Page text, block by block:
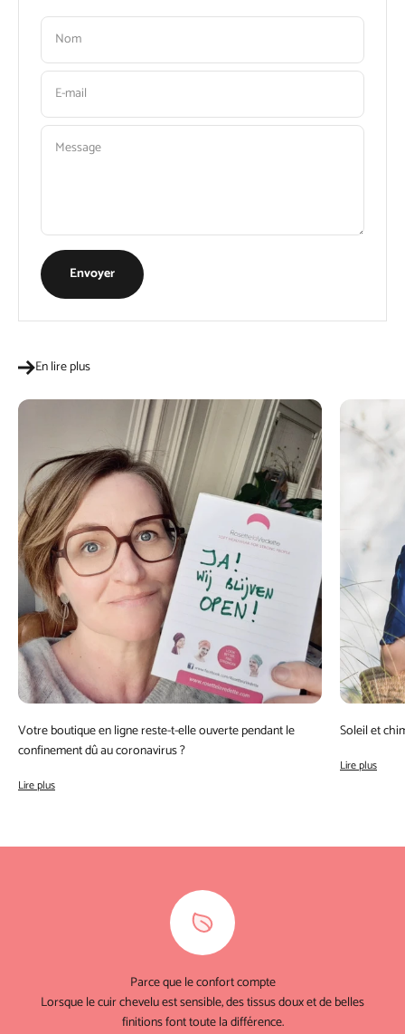
Nom
E-mail
Message
Envoyer
En lire plus
Votre boutique en ligne reste-t-elle ouverte pendant le
confinement dû au coronavirus ?
Lire plus
Soleil et
Lire plus
Parce que le confort compte
Lorsque le cuir chevelu est sensible, des tissus doux et de belles
finitions font toute la différence.